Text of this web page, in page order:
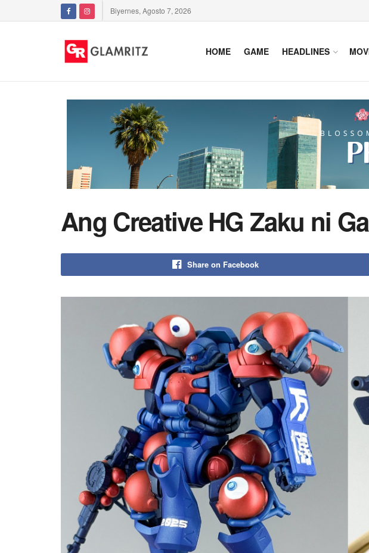
Biyernes, Agosto 7, 2026
HOME GAME HEADLINES
Ang Creative HG Zaku ni
Share on Facebook